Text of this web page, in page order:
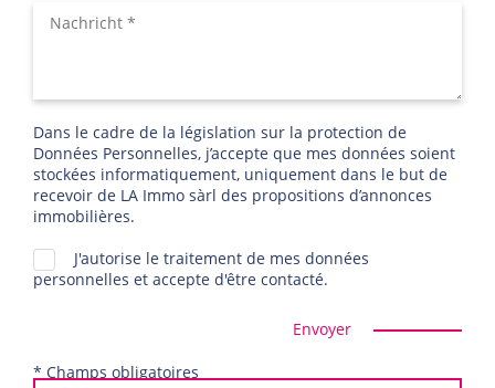
Dans le cadre de la législation sur la protection de
Données Personnelles, j’accepte que mes données soient
stockées informatiquement, uniquement dans le but de
recevoir de LA Immo sàrl des propositions d’annonces
immobilières.
J'autorise le traitement de mes données
personnelles et accepte d'être contacté.
Envoyer
* Champs obligatoires